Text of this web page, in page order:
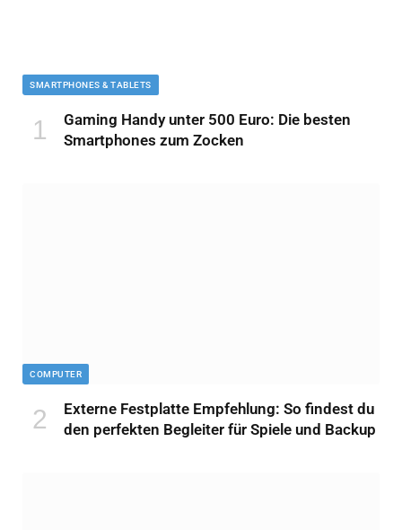
SMARTPHONES & TABLETS
Gaming Handy unter 500 Euro: Die besten
Smartphones zum Zocken
COMPUTER
Externe Festplatte Empfehlung: So findest du
den perfekten Begleiter für Spiele und Backup